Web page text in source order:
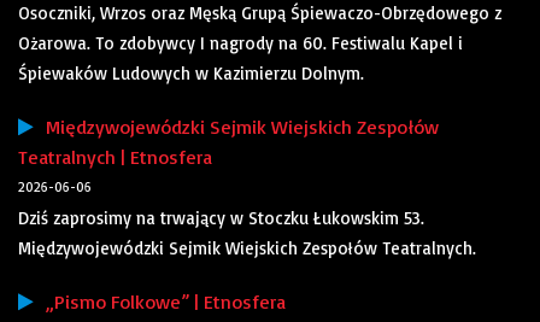
Osoczniki, Wrzos oraz Męską Grupą Śpiewaczo-Obrzędowego z
Ożarowa. To zdobywcy I nagrody na 60. Festiwalu Kapel i
Śpiewaków Ludowych w Kazimierzu Dolnym.
Międzywojewódzki Sejmik Wiejskich Zespołów
Teatralnych | Etnosfera
2026-06-06
Dziś zaprosimy na trwający w Stoczku Łukowskim 53.
Międzywojewódzki Sejmik Wiejskich Zespołów Teatralnych.
„Pismo Folkowe” | Etnosfera